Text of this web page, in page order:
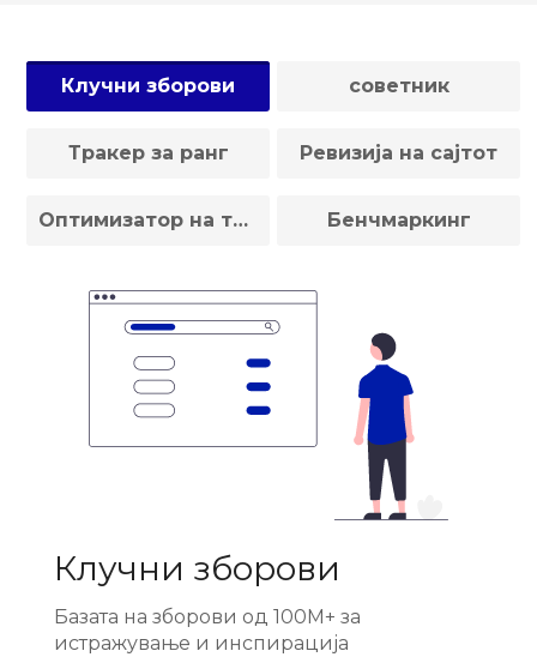
Клучни зборови советник
Тракер за ранг Ревизија на сајтот
Оптимизатор на текст Бенчмаркинг
Клучни зборови
Базата на зборови од 100M+ за
истражување и инспирација